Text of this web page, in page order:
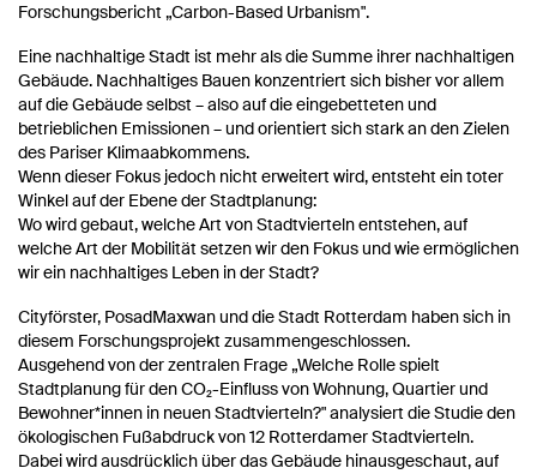
Forschungsbericht „Carbon-Based Urbanism".
Eine nachhaltige Stadt ist mehr als die Summe ihrer nachhaltigen
Gebäude. Nachhaltiges Bauen konzentriert sich bisher vor allem
auf die Gebäude selbst – also auf die eingebetteten und
betrieblichen Emissionen – und orientiert sich stark an den Zielen
des Pariser Klimaabkommens.
Wenn dieser Fokus jedoch nicht erweitert wird, entsteht ein toter
Winkel auf der Ebene der Stadtplanung:
Wo wird gebaut, welche Art von Stadtvierteln entstehen, auf
welche Art der Mobilität setzen wir den Fokus und wie ermöglichen
wir ein nachhaltiges Leben in der Stadt?
Cityförster, PosadMaxwan und die Stadt Rotterdam haben sich in
diesem Forschungsprojekt zusammengeschlossen.
Ausgehend von der zentralen Frage „Welche Rolle spielt
Stadtplanung für den CO₂-Einfluss von Wohnung, Quartier und
Bewohner*innen in neuen Stadtvierteln?" analysiert die Studie den
ökologischen Fußabdruck von 12 Rotterdamer Stadtvierteln.
Dabei wird ausdrücklich über das Gebäude hinausgeschaut, auf